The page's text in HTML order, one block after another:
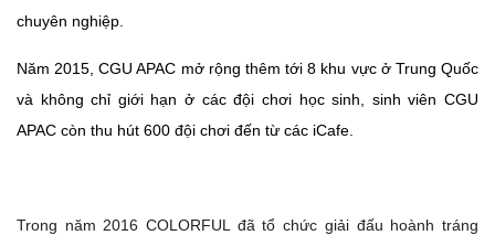
chuyên nghiệp.
Năm 2015, CGU APAC mở rộng thêm tới 8 khu vực ở Trung Quốc
và không chỉ giới hạn ở các đội chơi học sinh, sinh viên CGU
APAC còn thu hút 600 đội chơi đến từ các iCafe.
Trong năm 2016 COLORFUL đã tổ chức giải đấu hoành tráng